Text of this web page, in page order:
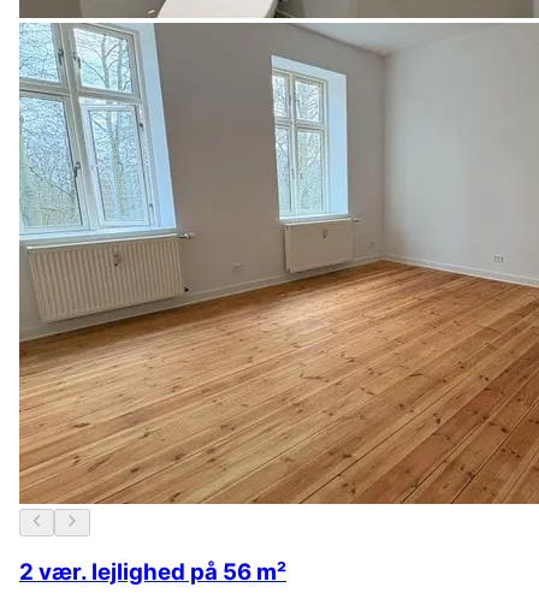
2 vær. lejlighed på 56 m²